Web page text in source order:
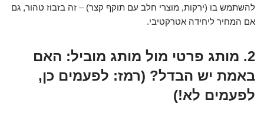
להשתמש בו (ירקות, מוצרי חלב עם תוקף קצר) – זה בזבוז טהור, גם
אם המחיר ליחידה אטרקטיבי.
2. מותג פרטי מול מותג מוביל: האם
באמת יש הבדל? (רמז: לפעמים כן,
לפעמים לא!)